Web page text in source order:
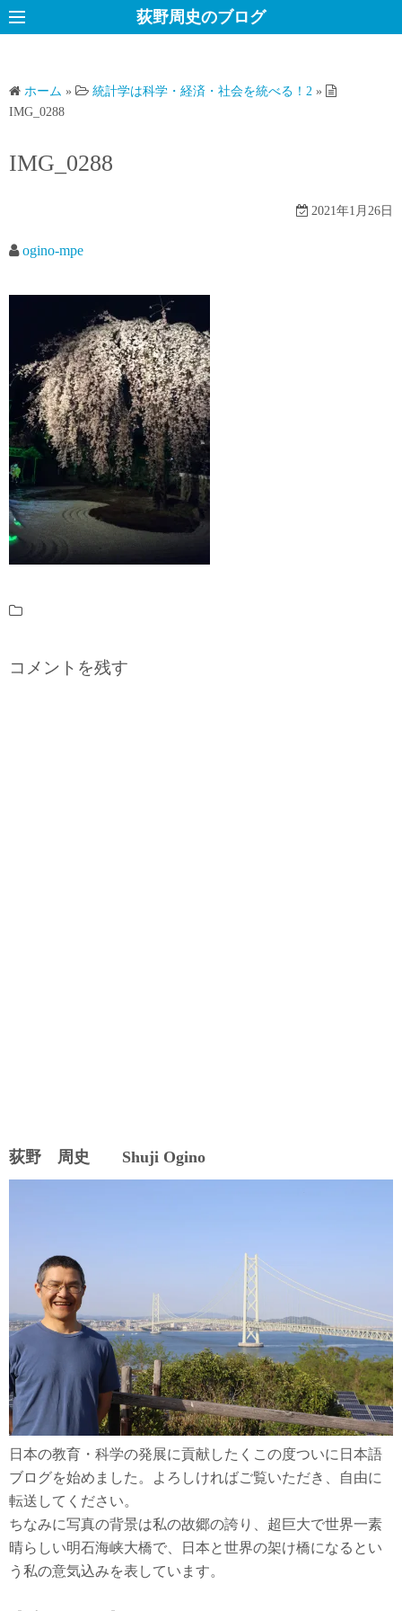
コ
ン
ツ
キ
荻野周史のブログ
ホーム » 統計学は科学・経済・社会を統べる！2 »
IMG_0288
IMG_0288
2021年1月26日
ogino-mpe
コメントを残す
荻野 周史 Shuji Ogino
日本の教育・科学の発展に貢献したくこの度ついに日本語
ブログを始めました。よろしければご覧いただき、自由に
転送してください。
ちなみに写真の背景は私の故郷の誇り、超巨大で世界一素
晴らしい明石海峡大橋で、日本と世界の架け橋になるとい
う私の意気込みを表しています。